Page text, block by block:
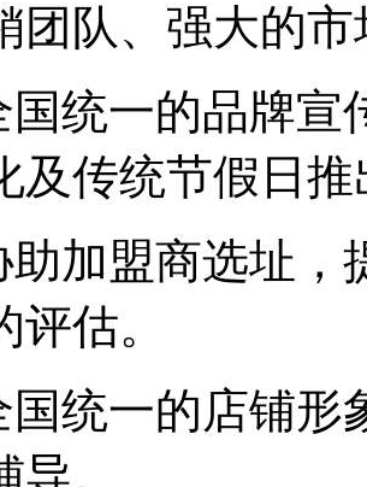
团队、强大的
一的品牌宣
及传统节假日
盟商选址，
估。
一的店铺形
。